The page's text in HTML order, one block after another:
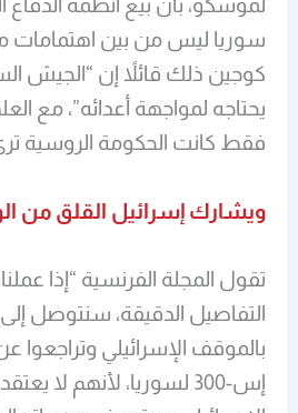
سوريا ليس من بين اهتمامات
كوجين ذلك قائلاً إن “الجيش
فقط كانت الحكومة الروسية
ويشارك إسرائيل القلق من
تقول المجلة الفرنسية “إذا
التفاصيل الدقيقة، سنتوصل
بالموقف الإسرائيلي وتراجعوا
إس-300 لسوريا، لأنهم لا